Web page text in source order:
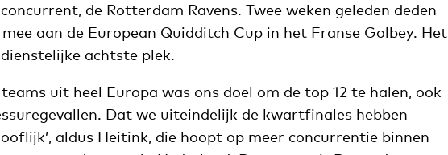
de Rotterdam Ravens. Twee weken geleden deden
aan de European Quidditch Cup in het Franse Golbey. Het
achtste plek.
teams uit heel Europa was ons doel om de top 12 te halen, ook
Dat we uiteindelijk de kwartfinales hebben
aldus Heitink, die hoopt op meer concurrentie binnen